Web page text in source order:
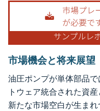
画像 © Mordor Intelligence。再
市場機会と将来展望
油圧ポンプが単体部品
トウェア統合された資
新たな市場空白が生ま